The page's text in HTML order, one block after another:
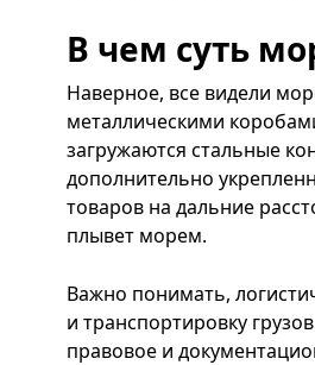
В чем суть
Наверное, все видели
металлическими
загружаются стальные
дополнительно
товаров на дальние
плывет морем.
Важно понимать,
и транспортировку
правовое и